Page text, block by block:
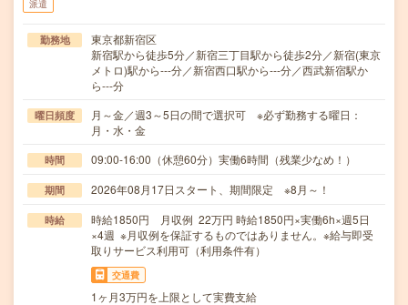
派遣
勤務地
東京都新宿区
新宿駅から徒歩5分／新宿三丁目駅から徒歩2分／新宿(東京
メトロ)駅から---分／新宿西口駅から---分／西武新宿駅か
ら---分
曜日頻度
月～金／週3～5日の間で選択可 ※必ず勤務する曜日：
月・水・金
時間 09:00-16:00（休憩60分）実働6時間（残業少なめ！）
期間 2026年08月17日スタート、期間限定 ※8月～！
時給
時給1850円 月収例 22万円 時給1850円×実働6h×週5日
×4週 ※月収例を保証するものではありません。※給与即受
取りサービス利用可（利用条件有）
交通費
1ヶ月3万円を上限として実費支給